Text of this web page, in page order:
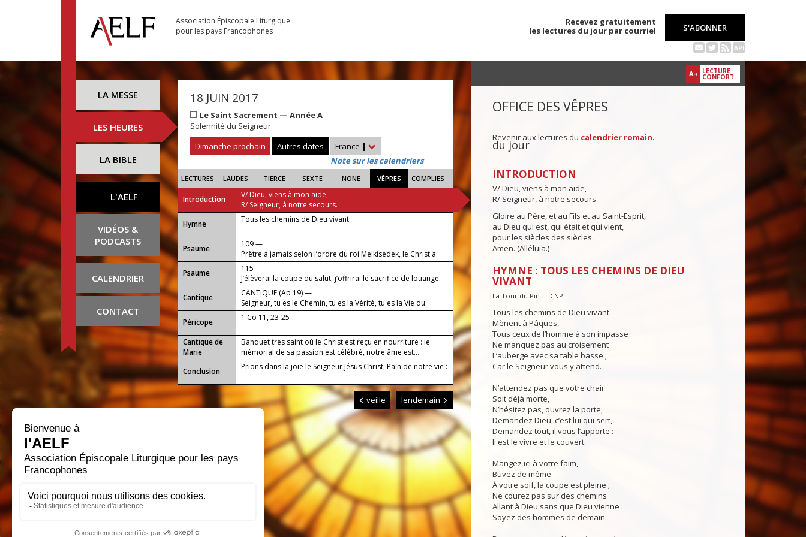
Association Épiscopale Liturgique
pour les pays Francophones
Recevez gratuitement
les lectures du jour par courriel
S'ABONNER
API
LA MESSE
LES HEURES
LA BIBLE
L'AELF
VIDÉOS &
PODCASTS
CALENDRIER
CONTACT
18 JUIN 2017
Le Saint Sacrement — Année A
Solennité du Seigneur
Dimanche prochain
Autres dates France |
Note sur les calendriers
LECTURES LAUDES TIERCE SEXTE NONE VÊPRES COMPLIES
Introduction
V/ Dieu, viens à mon aide,
R/ Seigneur, à notre secours.
...
Hymne Tous les chemins de Dieu vivant
Psaume
109 —
Prêtre à jamais selon l’ordre du roi Melkisédek, le Christ a
offert le pain et le vin.
Psaume
115 —
J’élèverai la coupe du salut, j’offrirai le sacrifice de louange.
Cantique
CANTIQUE (Ap 19) —
Seigneur, tu es le Chemin, tu es la Vérité, tu es la Vie du
monde.
Péricope
1 Co 11, 23-25
Cantique de
Marie
Banquet très saint où le Christ est reçu en nourriture : le
mémorial de sa passion est célébré, notre âme est...
Conclusion
Prions dans la joie le Seigneur Jésus Christ, Pain de notre vie :
veille lendemain
A+ LECTURE
CONFORT
OFFICE DES VÊPRES
Revenir aux lectures du calendrier romain.
du jour
INTRODUCTION
V/ Dieu, viens à mon aide,
R/ Seigneur, à notre secours.
Gloire au Père, et au Fils et au Saint-Esprit,
au Dieu qui est, qui était et qui vient,
pour les siècles des siècles.
Amen. (Alléluia.)
HYMNE : TOUS LES CHEMINS DE DIEU
VIVANT
La Tour du Pin — CNPL
Tous les chemins de Dieu vivant
Mènent à Pâques,
Tous ceux de l’homme à son impasse :
Ne manquez pas au croisement
L’auberge avec sa table basse ;
Car le Seigneur vous y attend.
N’attendez pas que votre chair
Soit déjà morte,
N’hésitez pas, ouvrez la porte,
Demandez Dieu, c’est lui qui sert,
Demandez tout, il vous l’apporte :
Il est le vivre et le couvert.
Mangez ici à votre faim,
Buvez de même
À votre soif, la coupe est pleine ;
Ne courez pas sur des chemins
Allant à Dieu sans que Dieu vienne :
Soyez des hommes de demain.